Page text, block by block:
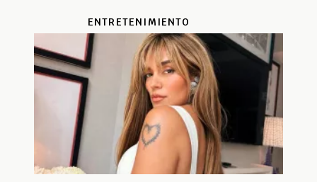
ENTRETENIMIENTO